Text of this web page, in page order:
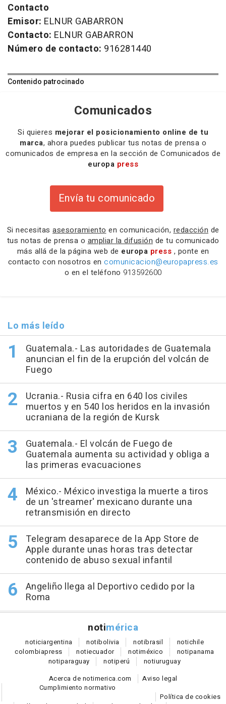
Contacto
Emisor: ELNUR GABARRON
Contacto: ELNUR GABARRON
Número de contacto: 916281440
Contenido patrocinado
Comunicados
Si quieres mejorar el posicionamiento online de tu
marca, ahora puedes publicar tus notas de prensa o
comunicados de empresa en la sección de Comunicados de
europa press
Envía tu comunicado
Si necesitas asesoramiento en comunicación, redacción de
tus notas de prensa o ampliar la difusión de tu comunicado
más allá de la página web de europa press , ponte en
contacto con nosotros en comunicacion@europapress.es
o en el teléfono 913592600
Lo más leído
Guatemala.- Las autoridades de Guatemala
anuncian el fin de la erupción del volcán de
Fuego
Ucrania.- Rusia cifra en 640 los civiles
muertos y en 540 los heridos en la invasión
ucraniana de la región de Kursk
Guatemala.- El volcán de Fuego de
Guatemala aumenta su actividad y obliga a
las primeras evacuaciones
México.- México investiga la muerte a tiros
de un 'streamer' mexicano durante una
retransmisión en directo
Telegram desaparece de la App Store de
Apple durante unas horas tras detectar
contenido de abuso sexual infantil
Angeliño llega al Deportivo cedido por la
Roma
notimérica
noticiargentina notibolivia notibrasil notichile
colombiapress notiecuador notiméxico notipanama
notiparaguay notiperú notiuruguay
Acerca de notimerica.com
Aviso legal
Cumplimiento normativo
Política de cookies